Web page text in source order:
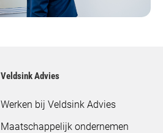
Veldsink Advies
Werken bij Veldsink Advies
Maatschappelijk ondernemen